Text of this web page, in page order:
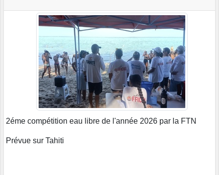
2éme compétition eau libre de l'année 2026 par la FTN
Prévue sur Tahiti